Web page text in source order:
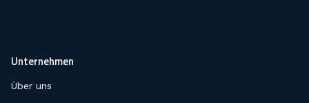
Unternehmen
Über uns